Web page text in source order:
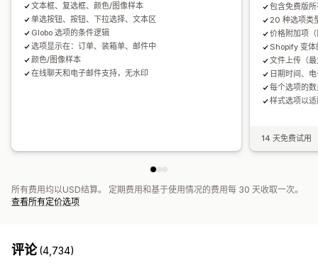
文本框、复选框、颜色/图像样本
单选按钮、按钮、下拉选择、文本区
Globo 选项的条件逻辑
选项显示在：订单、装箱单、邮件中
颜色/图像样本
在线聊天和电子邮件支持，无水印
包含免费版
20 种选项类
价格附加项
Shopify 变体
文件上传（
日期时间、
每个选项的
样式选项以
14 天免费试用
所有费用均以USD结算。 定期费用和基于使用情况的费用每 30 天收取一次。
查看所有定价选项
评论(4,734)